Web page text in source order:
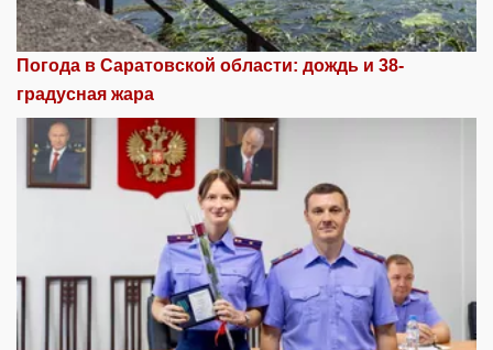
Погода в Саратовской области: дождь и 38-
градусная жара